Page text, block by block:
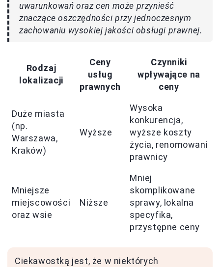
uwarunkowań oraz cen może przynieść
znaczące oszczędności przy jednoczesnym
zachowaniu wysokiej jakości obsługi prawnej.
Rodzaj
lokalizacji
Ceny
usług
prawnych
Czynniki
wpływające na
ceny
Duże miasta
(np.
Warszawa,
Kraków)
Wyższe
Wysoka
konkurencja,
wyższe koszty
życia, renomowani
prawnicy
Mniejsze
miejscowości
oraz wsie
Niższe
Mniej
skomplikowane
sprawy, lokalna
specyfika,
przystępne ceny
Ciekawostką jest, że w niektórych